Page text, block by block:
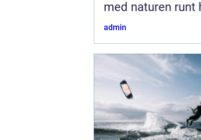
med naturen runt
admin